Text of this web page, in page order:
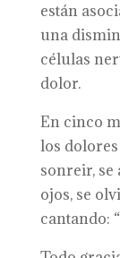
están
una
células
dolor.
En cinco
los
sonreir, se
ojos, se
cantando: